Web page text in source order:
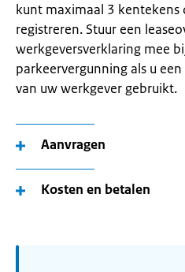
kunt maximaal 3 kentekens
registreren. Stuur een
werkgeversverklaring mee
parkeervergunning als u
van uw werkgever gebruikt.
Aanvragen
Kosten en betalen